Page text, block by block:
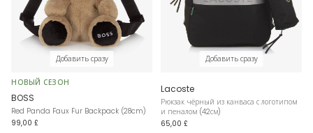
Добавить сразу
НОВЫЙ СЕЗОН
BOSS
Red Panda Faux Fur Backpack (28cm)
99,00 £
Добавить сразу
Lacoste
Рюкзак чёрный из канваса с логотипом
и пеналом (42см)
65,00 £